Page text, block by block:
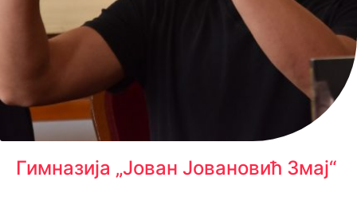
Гимназија „Јован Јовановић Змај“